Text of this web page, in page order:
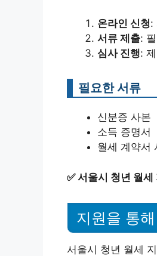
온라인 신청:
서류 제출:
심사 진행:
필요한 서류
신분증 사본
소득 증명서
월세 계약서
✅서울시 청년 월세
지원을 통
서울시 청년 월세